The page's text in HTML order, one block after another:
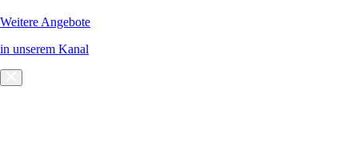
Weitere Angebote
in unserem Kanal